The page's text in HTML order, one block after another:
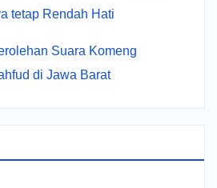
tetap Rendah Hati
Suara Komeng
di Jawa Barat